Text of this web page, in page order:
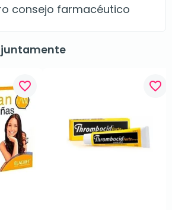
consejo farmacéutico
favorite_border favorite_border